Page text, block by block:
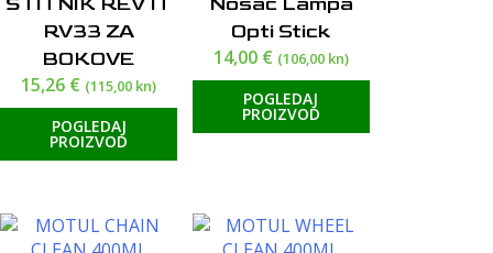
RV33 ZA
BOKOVE
15,26 € (115,00 kn)
POGLEDAJ
PROIZVOD
Opti Stick
14,00 € (106,00 kn)
POGLEDAJ
PROIZVOD